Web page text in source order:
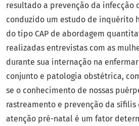
resultado a prevenção da infecção
conduzido um estudo de inquérito
do tipo CAP de abordagem
realizadas entrevistas com as
durante sua internação na
conjunto e patologia obstétrica,
se o conhecimento de nossas
rastreamento e prevenção da sífilis
atenção pré-natal é um fator